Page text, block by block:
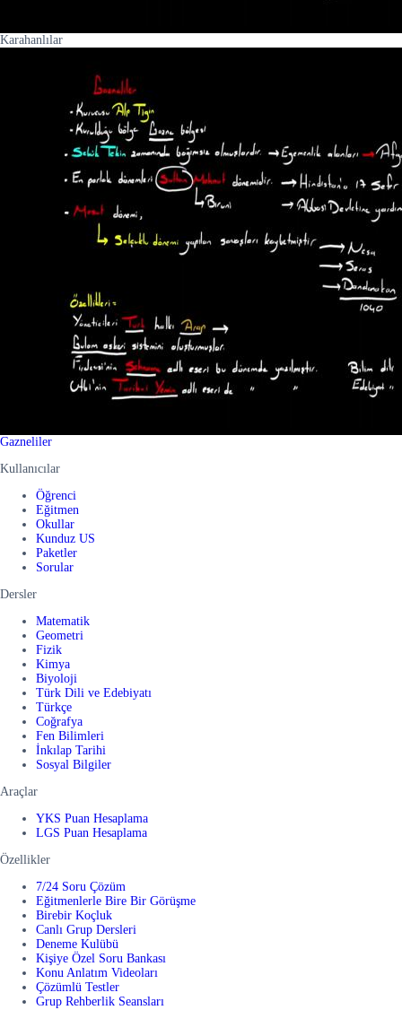
Karahanlılar
Gazneliler
Kullanıcılar
Öğrenci
Eğitmen
Okullar
Kunduz US
Paketler
Sorular
Dersler
Matematik
Geometri
Fizik
Kimya
Biyoloji
Türk Dili ve Edebiyatı
Türkçe
Coğrafya
Fen Bilimleri
İnkılap Tarihi
Sosyal Bilgiler
Araçlar
YKS Puan Hesaplama
LGS Puan Hesaplama
Özellikler
7/24 Soru Çözüm
Eğitmenlerle Bire Bir Görüşme
Birebir Koçluk
Canlı Grup Dersleri
Deneme Kulübü
Kişiye Özel Soru Bankası
Konu Anlatım Videoları
Çözümlü Testler
Grup Rehberlik Seansları